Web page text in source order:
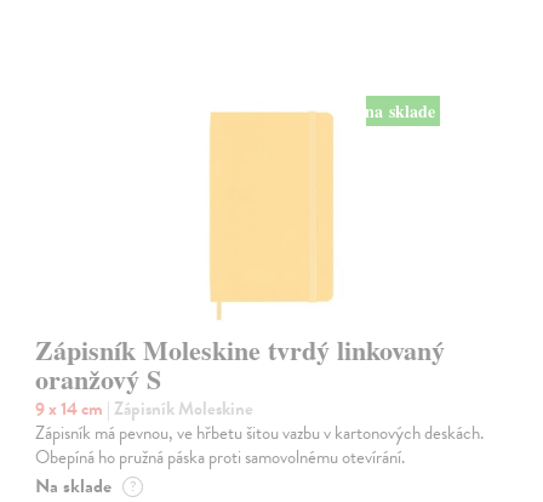
na sklade
Zápisník Moleskine tvrdý linkovaný
oranžový S
9 x 14 cm | Zápisník Moleskine
Zápisník má pevnou, ve hřbetu šitou vazbu v kartonových deskách.
Obepíná ho pružná páska proti samovolnému otevírání.
Na sklade ?